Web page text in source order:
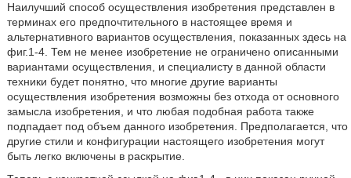
Наилучший способ осуществления изобретения представлен в
терминах его предпочтительного в настоящее время и
альтернативного вариантов осуществления, показанных здесь на
фиг.1-4. Тем не менее изобретение не ограничено описанными
вариантами осуществления, и специалисту в данной области
техники будет понятно, что многие другие варианты
осуществления изобретения возможны без отхода от основного
замысла изобретения, и что любая подобная работа также
подпадает под объем данного изобретения. Предполагается, что
другие стили и конфигурации настоящего изобретения могут
быть легко включены в раскрытие.